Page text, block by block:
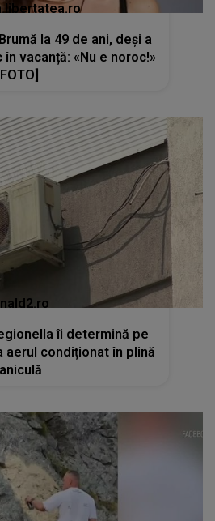
la 49 de ani, deși a
vacanță: «Nu e noroc!»
[FOTO]
îi determină pe
aerul condiționat în plină